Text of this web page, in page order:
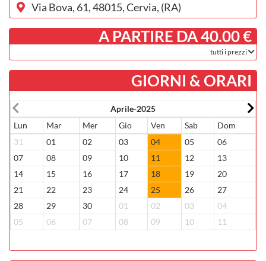
Via Bova, 61, 48015, Cervia, (RA)
­ A PARTIRE DA 40.00 €
tutti i prezzi
GIORNI & ORARI
Aprile-2025
Lun
Mar Mer Gio Ven Sab
Dom
31
01 02 03 04 05
06
07
08 09 10 11 12
13
14
15 16 17 18 19
20
21
22 23 24 25 26
27
28
29 30 01 02 03
04
05
06 07 08 09 10 11